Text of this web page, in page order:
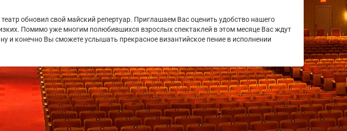
обновил свой майский репертуар. Приглашаем Вас оценить удобство нашего
Помимо уже многим полюбившихся взрослых спектаклей в этом месяце Вас ждут
и конечно Вы сможете услышать прекрасное византийское пение в исполнении